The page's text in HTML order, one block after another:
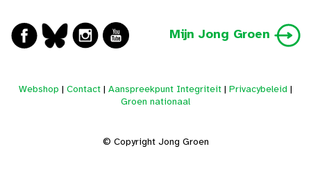
Mijn Jong Groen
Webshop | Contact | Aanspreekpunt Integriteit | Privacybeleid |
Groen nationaal
© Copyright Jong Groen